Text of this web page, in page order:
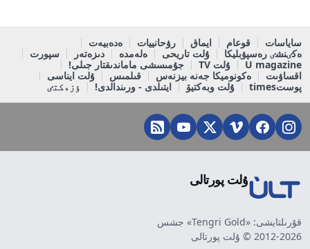
ساياسات قوعام ايماق رۋحانييات
ەدەبيەت
ەكٸنشٸ رەسپۋبليكا
ۇلت تاريحى ەلەمدە دىزەتەر
سپورت
U magazine
ۇلت TV
جۇمىسشى ماماندىقتار جىلى!
اقساۋىت
ەكونوميكا جەنە بيزنەس قىلمىس
ۇلت ايناسى
پوستtimes
ۇلت وبەكتيۆ ايتىلدى - ورىندالدى! ٶزەكتٸ
ۇلت پورتالى
قۇرىلتايشى: «Tengri Gold» جشس
2012-2026 © ۇلت پورتالى